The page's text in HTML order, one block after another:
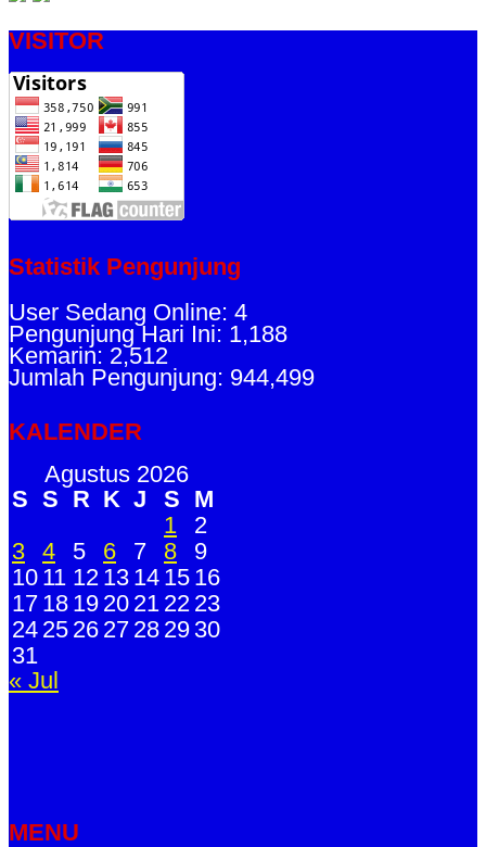
VISITOR
Statistik Pengunjung
User Sedang Online: 4
Pengunjung Hari Ini: 1,188
Kemarin: 2,512
Jumlah Pengunjung: 944,499
KALENDER
Agustus 2026
S S R K J S M
1
2
3
4 5 6 7 8
9
10 11 12 13 14 15 16
17 18 19 20 21 22 23
24 25 26 27 28 29 30
31
« Jul
MENU